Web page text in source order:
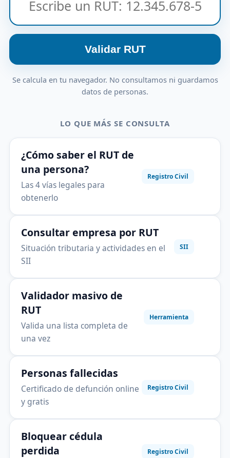
Validar RUT
Se calcula en tu navegador. No consultamos ni guardamos
datos de personas.
LO QUE MÁS SE CONSULTA
¿Cómo saber el RUT de
una persona?
Las 4 vías legales para
obtenerlo
Registro Civil
Consultar empresa por RUT
Situación tributaria y actividades en el
SII
SII
Validador masivo de
RUT
Valida una lista completa de
una vez
Herramienta
Personas fallecidas
Certificado de defunción online
y gratis
Registro Civil
Bloquear cédula
perdida
Registro Civil